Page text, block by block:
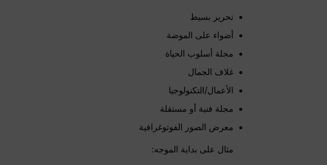
تحرير بسيط
أضواء على الموضة
مجلة أسلوب الحياة
غلاف الجمال
الأعمال/التكنولوجيا
مجلة فنية أو مستقلة
معرض الصور الفوتوغرافية
مثال على بداية الموجه: